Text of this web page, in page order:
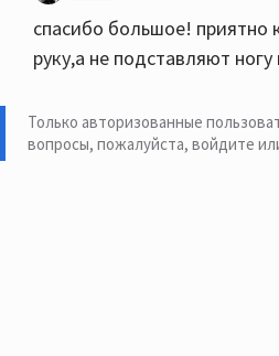
спасибо большое! приятно
руку,а не подставляют
Только авторизованные
вопросы, пожалуйста, войдите